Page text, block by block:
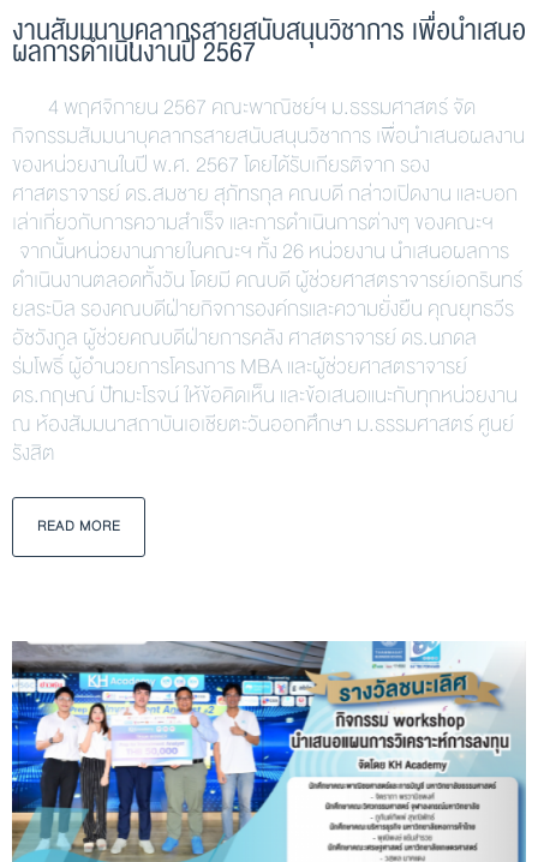
งานสัมมนาบุคลากรสายสนับสนุนวิชาการ เพื่อนำเสนอ
ผลการดำเนินงานปี 2567
4 พฤศจิกายน 2567 คณะพาณิชย์ฯ ม.ธรรมศาสตร์ จัด
กิจกรรมสัมมนาบุคลากรสายสนับสนุนวิชาการ เพื่อนำเสนอผลงาน
ของหน่วยงานในปี พ.ศ. 2567 โดยได้รับเกียรติจาก รอง
ศาสตราจารย์ ดร.สมชาย สุภัทรกุล คณบดี กล่าวเปิดงาน และบอก
เล่าเกี่ยวกับการความสำเร็จ และการดำเนินการต่างๆ ของคณะฯ
จากนั้นหน่วยงานภายในคณะฯ ทั้ง 26 หน่วยงาน นำเสนอผลการ
ดำเนินงานตลอดทั้งวัน โดยมี คณบดี ผู้ช่วยศาสตราจารย์เอกรินทร์
ยลระบิล รองคณบดีฝ่ายกิจการองค์กรและความยั่งยืน คุณยุทธวีร
อัชวังกูล ผู้ช่วยคณบดีฝ่ายการคลัง ศาสตราจารย์ ดร.นภดล
ร่มโพธิ์ ผู้อำนวยการโครงการ MBA และผู้ช่วยศาสตราจารย์
ดร.กฤษณ์ ปัทมะโรจน์ ให้ข้อคิดเห็น และข้อเสนอแนะกับทุกหน่วยงาน
ณ ห้องสัมมนาสถาบันเอเชียตะวันออกศึกษา ม.ธรรมศาสตร์ ศูนย์
รังสิต
READ MORE